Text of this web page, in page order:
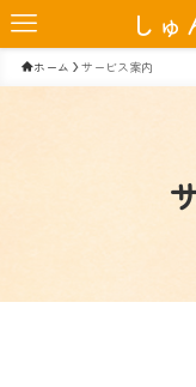
し
ホーム サービス案内